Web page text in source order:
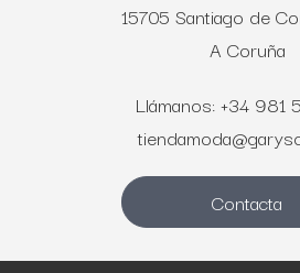
15705 Santiago de
A Coruña
Llámanos: +34 981
Contacta